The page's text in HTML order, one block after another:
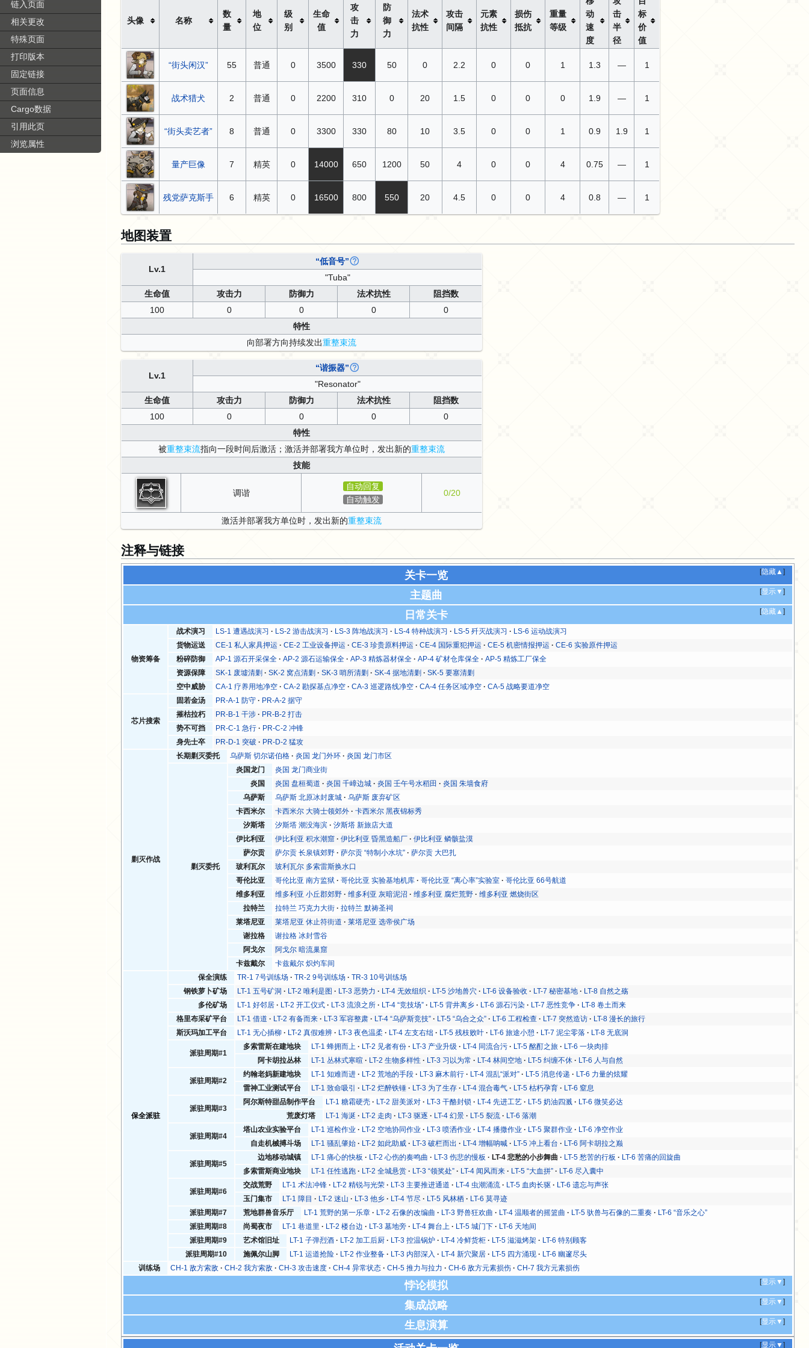
头像 名称
数
量
地
位
级
别
生命
值
攻
击
力
防
御
力
法术
抗性
攻击
间隔
元素
抗性
损伤
抵抗
重量
等级
动
速
度
击
半
径
标
价
值
“街头闲汉” 55 普通 0 3500 330 50 0 2.2 0 0 1 1.3 — 1
战术猎犬 2 普通 0 2200 310 0 20 1.5 0 0 0 1.9 — 1
“街头卖艺者” 8 普通 0 3300 330 80 10 3.5 0 0 1 0.9 1.9 1
量产巨像 7 精英 0 14000 650 1200 50 4 0 0 4 0.75 — 1
残党萨克斯手 6 精英 0 16500 800 550 20 4.5 0 0 4 0.8 — 1
地图装置
Lv.1
“低音号”
"Tuba"
生命值
攻击力 防御力 法术抗性
阻挡数
100
0 0 0
0
特性
向部署方向持续发出重整束流
Lv.1
“谐振器”
"Resonator"
生命值
攻击力 防御力 法术抗性
阻挡数
100
0 0 0
0
特性
被重整束流指向一段时间后激活；激活并部署我方单位时，发出新的重整束流
技能
调谐
自动回复
自动触发
0/20
激活并部署我方单位时，发出新的重整束流
注释与链接
[隐藏▲ ]
关卡一览
[显示▼]
主题曲
[隐藏▲ ]
日常关卡
物资筹备
战术演习 LS-1 遭遇战演习 LS-2 游击战演习 LS-3 阵地战演习 LS-4 特种战演习 LS-5 歼灭战演习
LS-6 运动战演习
货物运送
CE-1 私人家具押运 CE-2 工业设备押运 CE-3 珍贵原料押运 CE-4 国际重犯押运 CE-5 机密情报押运
CE-6 实验原件押运
粉碎防御
AP-1 源石开采保全 AP-2 源石运输保全 AP-3 精炼器材保全 AP-4 矿材仓库保全
AP-5 精炼工厂保全
资源保障
SK-1 废墟清剿 SK-2 窝点清剿 SK-3 哨所清剿 SK-4 据地清剿
SK-5 要塞清剿
空中威胁
CA-1 疗养用地净空 CA-2 勘探基点净空 CA-3 巡逻路线净空 CA-4 任务区域净空 CA-5 战略要道净空
芯片搜索
固若金汤 PR-A-1 防守
PR-A-2 据守
摧枯拉朽
PR-B-1 干涉
PR-B-2 打击
势不可挡
PR-C-1 急行
PR-C-2 冲锋
身先士卒
PR-D-1 突破 PR-D-2 猛攻
剿灭作战
长期剿灭委托 乌萨斯 切尔诺伯格 炎国 龙门外环 炎国 龙门市区
剿灭委托
炎国龙门
炎国 龙门商业街
炎国
炎国 盘桓蜀道 炎国 千嶂边城 炎国 壬午号水稻田
炎国 朱墙食府
乌萨斯
乌萨斯 北原冰封废城
乌萨斯 废弃矿区
卡西米尔
卡西米尔 大骑士领郊外
卡西米尔 黑夜锦标秀
汐斯塔
汐斯塔 潮没海滨
汐斯塔 新旅店大道
伊比利亚
伊比利亚 积水潮窟 伊比利亚 昏黑造船厂
伊比利亚 鳞骸盐漠
萨尔贡
萨尔贡 长泉镇郊野 萨尔贡 “特制小水坑”
萨尔贡 大巴扎
玻利瓦尔
玻利瓦尔 多索雷斯换水口
哥伦比亚
哥伦比亚 南方监狱 哥伦比亚 实验基地机库 哥伦比亚 “离心率”实验室
哥伦比亚 66号航道
维多利亚
维多利亚 小丘郡郊野 维多利亚 灰暗泥沼 维多利亚 腐烂荒野
维多利亚 燃烧街区
拉特兰
拉特兰 巧克力大街
拉特兰 默祷圣祠
莱塔尼亚
莱塔尼亚 休止符街道
莱塔尼亚 选帝侯广场
谢拉格
谢拉格 冰封雪谷
阿戈尔
阿戈尔 暗流巢窟
卡兹戴尔
卡兹戴尔 炽灼车间
保全派驻
保全演练 TR-1 7号训练场 TR-2 9号训练场
TR-3 10号训练场
钢铁萝卜矿场
LT-1 五号矿洞 LT-2 唯利是图 LT-3 恶势力 LT-4 无效组织 LT-5 沙地兽穴 LT-6 设备验收 LT-7 秘密基地
LT-8 自然之殇
多伦矿场
LT-1 好邻居 LT-2 开工仪式 LT-3 流浪之所 LT-4 “竞技场” LT-5 背井离乡 LT-6 源石污染 LT-7 恶性竞争
LT-8 卷土而来
格里布采矿平台
LT-1 借道 LT-2 有备而来 LT-3 军容整肃 LT-4 “乌萨斯竞技” LT-5 “乌合之众” LT-6 工程检查 LT-7 突然造访
LT-8 漫长的旅行
斯沃玛加工平台
LT-1 无心插柳 LT-2 真假难辨 LT-3 夜色温柔 LT-4 左支右绌 LT-5 残枝败叶 LT-6 旅途小憩 LT-7 泥尘零落 LT-8 无底洞
派驻周期#1
多索雷斯在建地块 LT-1 蜂拥而上 LT-2 见者有份 LT-3 产业升级 LT-4 同流合污 LT-5 酩酊之旅
LT-6 一块肉排
阿卡胡拉丛林
LT-1 丛林式寒暄 LT-2 生物多样性 LT-3 习以为常 LT-4 林间空地 LT-5 纠缠不休 LT-6 人与自然
派驻周期#2
约翰老妈新建地块 LT-1 知难而进 LT-2 荒地的手段 LT-3 麻木前行 LT-4 混乱“派对” LT-5 消息传递
LT-6 力量的炫耀
雷神工业测试平台
LT-1 致命吸引 LT-2 烂醉铁锤 LT-3 为了生存 LT-4 混合毒气 LT-5 枯朽孕育 LT-6 窒息
派驻周期#3
阿尔斯特甜品制作平台 LT-1 糖霜硬壳 LT-2 甜美派对 LT-3 干酪封锁 LT-4 先进工艺 LT-5 奶油四溅
LT-6 微笑必达
荒废灯塔
LT-1 海涎 LT-2 走肉 LT-3 驱逐 LT-4 幻景 LT-5 裂流 LT-6 落潮
派驻周期#4
塔山农业实验平台 LT-1 巡检作业 LT-2 空地协同作业 LT-3 喷洒作业 LT-4 播撒作业 LT-5 聚群作业
LT-6 净空作业
自走机械搏斗场
LT-1 骚乱肇始 LT-2 如此助威 LT-3 破栏而出 LT-4 增幅呐喊 LT-5 冲上看台 LT-6 阿卡胡拉之巅
派驻周期#5
边地移动城镇 LT-1 痛心的快板 LT-2 心伤的奏鸣曲 LT-3 伤悲的慢板 LT-4 悲愁的小步舞曲 LT-5 愁苦的行板
LT-6 苦痛的回旋曲
多索雷斯商业地块
LT-1 任性逃跑 LT-2 全城悬赏 LT-3 “领奖处” LT-4 闻风而来 LT-5 “大血拼” LT-6 尽入囊中
派驻周期#6
交战荒野 LT-1 术法冲锋 LT-2 精锐与光荣 LT-3 主要推进通道 LT-4 虫潮涌流 LT-5 血肉长驱
LT-6 遗忘与声张
玉门集市
LT-1 障目 LT-2 迷山 LT-3 他乡 LT-4 节尽 LT-5 风林栖
LT-6 莫寻迹
派驻周期#7
荒地群兽音乐厅 LT-1 荒野的第一乐章 LT-2 石像的改编曲 LT-3 野兽狂欢曲 LT-4 温顺者的摇篮曲 LT-5 驮兽与石像的二重奏
LT-6 “音乐之心”
派驻周期#8
尚蜀夜市 LT-1 巷道里 LT-2 楼台边 LT-3 墓地旁 LT-4 舞台上 LT-5 城门下
LT-6 天地间
派驻周期#9
艺术馆旧址 LT-1 子弹烈酒 LT-2 加工后厨 LT-3 控温锅炉 LT-4 冷鲜货柜 LT-5 滋滋烤架
LT-6 特别顾客
派驻周期#10
施佩尔山脚 LT-1 运道抢险 LT-2 作业整备 LT-3 内部深入 LT-4 新穴聚居 LT-5 四方涌现
LT-6 幽邃尽头
训练场
CH-1 敌方索敌 CH-2 我方索敌 CH-3 攻击速度 CH-4 异常状态 CH-5 推力与拉力 CH-6 敌方元素损伤
CH-7 我方元素损伤
[显示▼]
悖论模拟
[显示▼]
集成战略
[显示▼]
生息演算
[显示▼]
链入页面
相关更改
特殊页面
打印版本
固定链接
页面信息
Cargo数据
引用此页
浏览属性